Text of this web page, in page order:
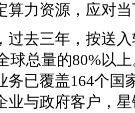
算力资源，应对
过去三年，按送
球总量的80%以
务已覆盖164个国
业与政府客户，